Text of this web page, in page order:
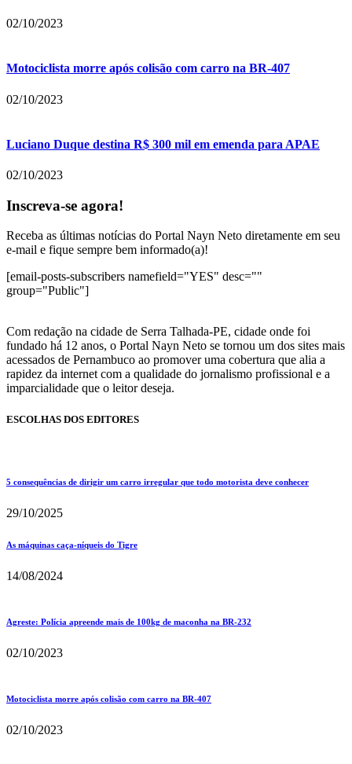
02/10/2023
Motociclista morre após colisão com carro na BR-407
02/10/2023
Luciano Duque destina R$ 300 mil em emenda para APAE
02/10/2023
Inscreva-se agora!
Receba as últimas notícias do Portal Nayn Neto diretamente em seu
e-mail e fique sempre bem informado(a)!
[email-posts-subscribers namefield="YES" desc=""
group="Public"]
Com redação na cidade de Serra Talhada-PE, cidade onde foi
fundado há 12 anos, o Portal Nayn Neto se tornou um dos sites mais
acessados de Pernambuco ao promover uma cobertura que alia a
rapidez da internet com a qualidade do jornalismo profissional e a
imparcialidade que o leitor deseja.
ESCOLHAS DOS EDITORES
5 consequências de dirigir um carro irregular que todo motorista deve conhecer
29/10/2025
As máquinas caça-níqueis do Tigre
14/08/2024
Agreste: Polícia apreende mais de 100kg de maconha na BR-232
02/10/2023
Motociclista morre após colisão com carro na BR-407
02/10/2023